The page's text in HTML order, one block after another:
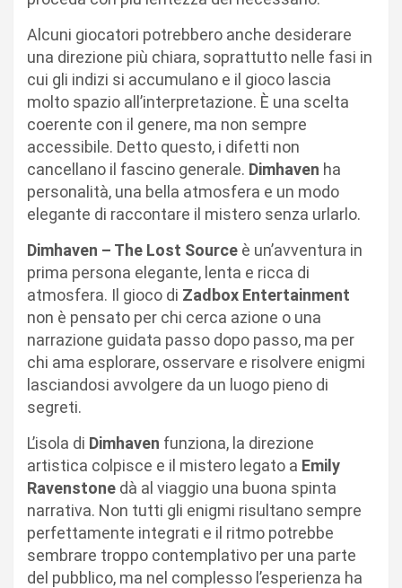
Alcuni giocatori potrebbero anche desiderare
una direzione più chiara, soprattutto nelle fasi in
cui gli indizi si accumulano e il gioco lascia
molto spazio all’interpretazione. È una scelta
coerente con il genere, ma non sempre
accessibile. Detto questo, i difetti non
cancellano il fascino generale. Dimhaven ha
personalità, una bella atmosfera e un modo
elegante di raccontare il mistero senza urlarlo.
Dimhaven – The Lost Source è un’avventura in
prima persona elegante, lenta e ricca di
atmosfera. Il gioco di Zadbox Entertainment
non è pensato per chi cerca azione o una
narrazione guidata passo dopo passo, ma per
chi ama esplorare, osservare e risolvere enigmi
lasciandosi avvolgere da un luogo pieno di
segreti.
L’isola di Dimhaven funziona, la direzione
artistica colpisce e il mistero legato a Emily
Ravenstone dà al viaggio una buona spinta
narrativa. Non tutti gli enigmi risultano sempre
perfettamente integrati e il ritmo potrebbe
sembrare troppo contemplativo per una parte
del pubblico, ma nel complesso l’esperienza ha